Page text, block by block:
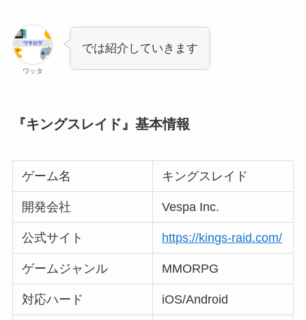
ワッタ
では紹介していきます
『キングスレイド』基本情報
ゲーム名 キングスレイド
開発会社 Vespa Inc.
公式サイト https://kings-raid.com/
ゲームジャンル MMORPG
対応ハード iOS/Android